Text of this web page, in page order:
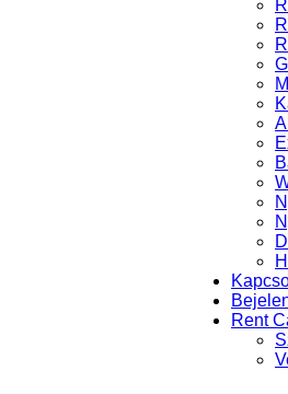
Rent